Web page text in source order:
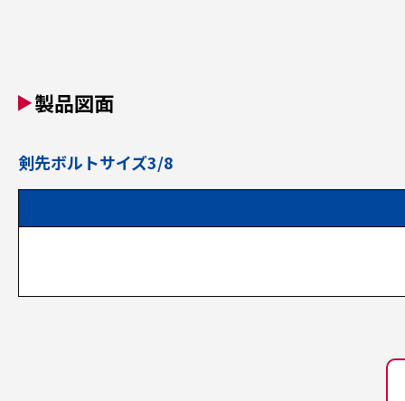
製品図面
剣先ボルトサイズ3/8